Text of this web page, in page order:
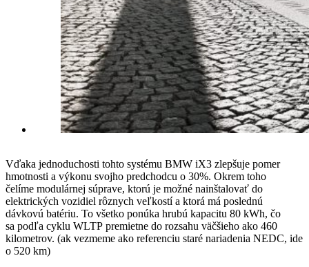
Vďaka jednoduchosti tohto systému BMW iX3 zlepšuje pomer
hmotnosti a výkonu svojho predchodcu o 30%. Okrem toho
čelíme modulárnej súprave, ktorú je možné nainštalovať do
elektrických vozidiel rôznych veľkostí a ktorá má poslednú
dávkovú batériu. To všetko ponúka hrubú kapacitu 80 kWh, čo
sa podľa cyklu WLTP premietne do rozsahu väčšieho ako 460
kilometrov. (ak vezmeme ako referenciu staré nariadenia NEDC, ide
o 520 km)